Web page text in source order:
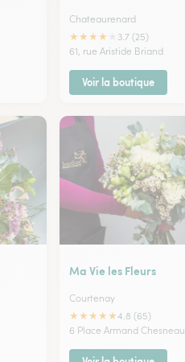
Chateaurenard
★★★★
3.7 (25)
61, rue Aristide Briand
Voir la boutique
Ma Vie les Fleurs
Courtenay
★★★★★4.8 (65)
6 Place Armand Chesneau